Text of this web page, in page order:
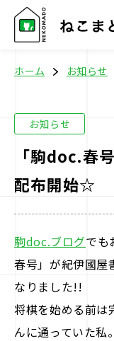
ホーム
将棋教室
イベント
駒doc.
ホーム お知らせ
お知らせ
「駒doc.春
配布開始☆
駒doc.ブログでも
春号」が紀伊國屋
なりました!!
将棋を始める前は
んに通っていた私。